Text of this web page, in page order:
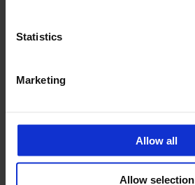
Statistics
Marketing
Allow all
Allow selection
Aksessuaarid